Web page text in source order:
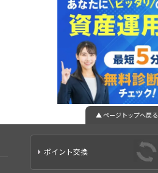
▲ ページトップへ戻る
ポイント交換